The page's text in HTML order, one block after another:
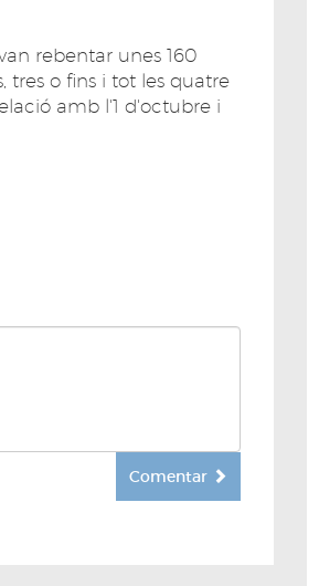
rebentar unes 160
tres o fins i tot les quatre
amb l'1 d'octubre i
Comentar